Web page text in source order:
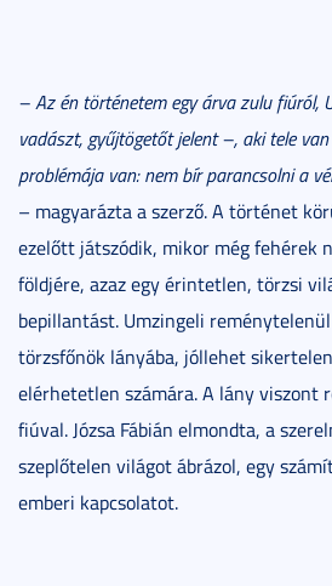
– Az én történetem egy árva zulu fiúról,
vadászt, gyűjtögetőt jelent –, aki tele
problémája van: nem bír parancsolni a
– magyarázta a szerző. A történet
ezelőtt játszódik, mikor még fehérek
földjére, azaz egy érintetlen, törzsi
bepillantást. Umzingeli
törzsfőnök lányába, jóllehet
elérhetetlen számára. A lány viszont
fiúval. Józsa Fábián elmondta, a
szeplőtelen világot ábrázol, egy
emberi kapcsolatot.